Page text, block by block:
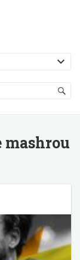
mashrou